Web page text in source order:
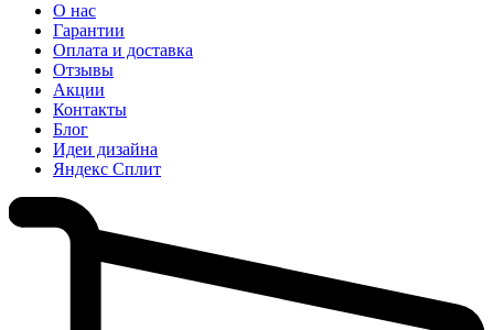
О нас
Гарантии
Оплата и доставка
Отзывы
Акции
Контакты
Блог
Идеи дизайна
Яндекс Сплит